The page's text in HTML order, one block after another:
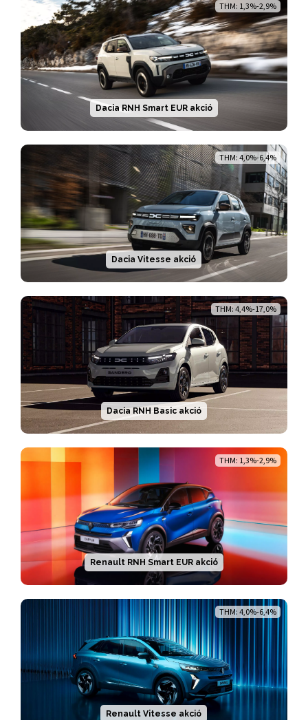
THM: 1,3%-2,9%
Dacia RNH Smart EUR akció
THM: 4,0%-6,4%
Dacia Vitesse akció
THM: 4,4%-17,0%
Dacia RNH Basic akció
THM: 1,3%-2,9%
Renault RNH Smart EUR akció
THM: 4,0%-6,4%
Renault Vitesse akció